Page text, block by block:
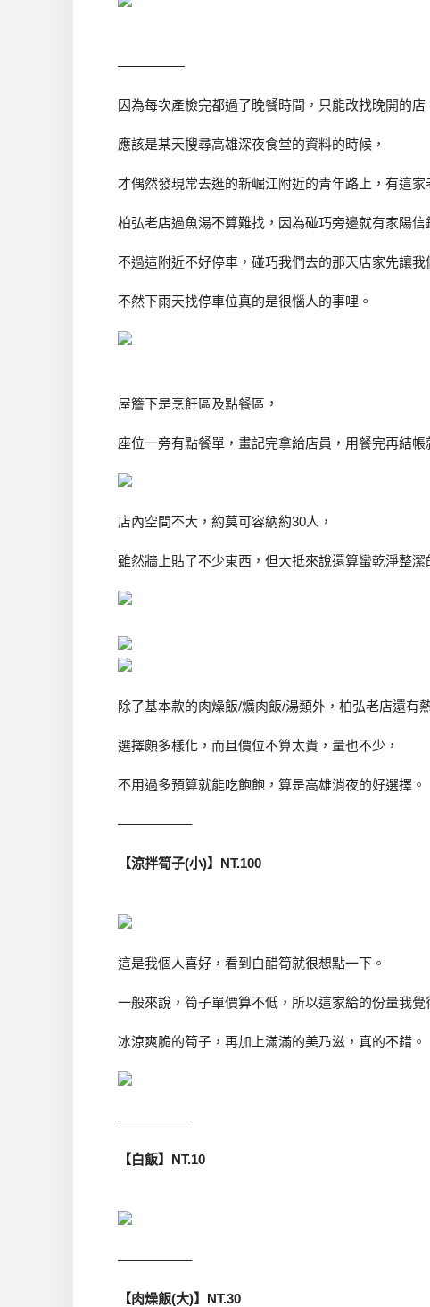
—————
因為每次產檢完都過了晚餐時間，只能改找晚開的店
應該是某天搜尋高雄深夜食堂的資料的時候，
才偶然發現常去逛的新崛江附近的青年路上，有這家
柏弘老店過魚湯不算難找，因為碰巧旁邊就有家陽信
不過這附近不好停車，碰巧我們去的那天店家先讓我
不然下雨天找停車位真的是很惱人的事哩。
屋簷下是烹飪區及點餐區，
座位一旁有點餐單，畫記完拿給店員，用餐完再結帳
店內空間不大，約莫可容納約30人，
雖然牆上貼了不少東西，但大抵來說還算蠻乾淨整潔
除了基本款的肉燥飯/爌肉飯/湯類外，柏弘老店還有
選擇頗多樣化，而且價位不算太貴，量也不少，
不用過多預算就能吃飽飽，算是高雄消夜的好選擇。
—————–
【涼拌筍子(小)】NT.100
這是我個人喜好，看到白醋筍就很想點一下。
一般來說，筍子單價算不低，所以這家給的份量我覺
冰涼爽脆的筍子，再加上滿滿的美乃滋，真的不錯。
—————–
【白飯】NT.10
—————–
【肉燥飯(大)】NT.30